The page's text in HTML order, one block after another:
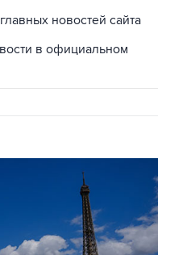
новостей сайта
в официальном